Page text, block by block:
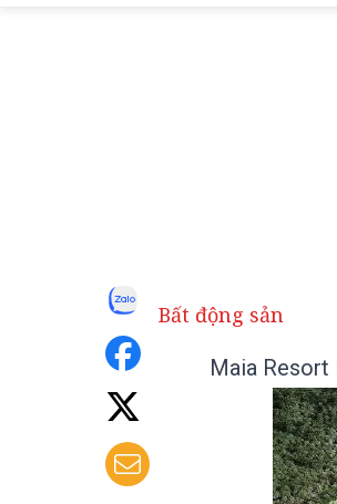
Bất động sản
Maia Resort